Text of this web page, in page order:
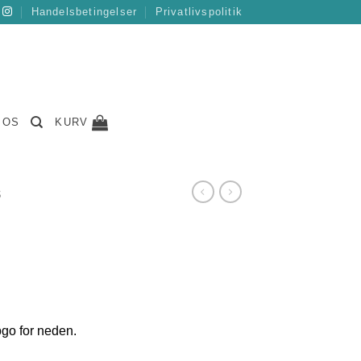
Handelsbetingelser Privatlivspolitik
KURV
for neden.